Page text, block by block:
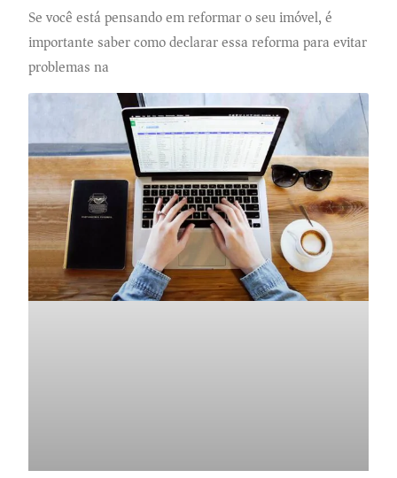
Se você está pensando em reformar o seu imóvel, é
importante saber como declarar essa reforma para evitar
problemas na